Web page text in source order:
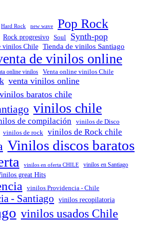
Hard Rock new wave Pop Rock
Rock progresivo Soul Synth-pop
vinilos Chile Tienda de vinilos Santiago
de vinilos online
online vinilos Venta online vinilos Chile
venta vinilos online
vinilos baratos chile
vinilos chile
de compilación vinilos de Disco
vinilos de rock vinilos de Rock chile
Vinilos discos baratos
vinilos en oferta CHILE vinilos en Santiago
great Hits
vinilos Providencia - Chile
- Santiago vinilos recopilatoria
vinilos usados Chile